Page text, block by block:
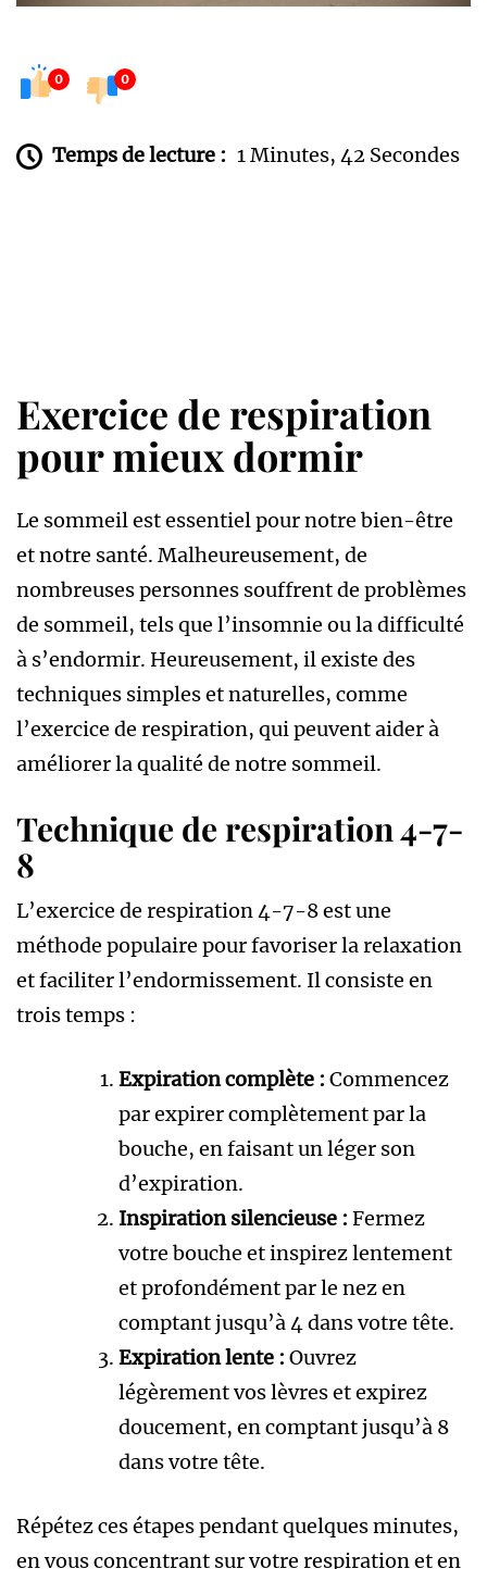
0 0
Temps de lecture : 1 Minutes, 42 Secondes
Exercice de respiration
pour mieux dormir
Le sommeil est essentiel pour notre bien-être
et notre santé. Malheureusement, de
nombreuses personnes souffrent de problèmes
de sommeil, tels que l’insomnie ou la difficulté
à s’endormir. Heureusement, il existe des
techniques simples et naturelles, comme
l’exercice de respiration, qui peuvent aider à
améliorer la qualité de notre sommeil.
Technique de respiration 4-7-
8
L’exercice de respiration 4-7-8 est une
méthode populaire pour favoriser la relaxation
et faciliter l’endormissement. Il consiste en
trois temps :
Expiration complète : Commencez
par expirer complètement par la
bouche, en faisant un léger son
d’expiration.
Inspiration silencieuse : Fermez
votre bouche et inspirez lentement
et profondément par le nez en
comptant jusqu’à 4 dans votre tête.
Expiration lente : Ouvrez
légèrement vos lèvres et expirez
doucement, en comptant jusqu’à 8
dans votre tête.
Répétez ces étapes pendant quelques minutes,
en vous concentrant sur votre respiration et en